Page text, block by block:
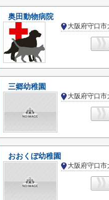
奥田動物病院
大阪府守口市
三郷幼稚園
大阪府守口市
おおくぼ幼稚園
大阪府守口市